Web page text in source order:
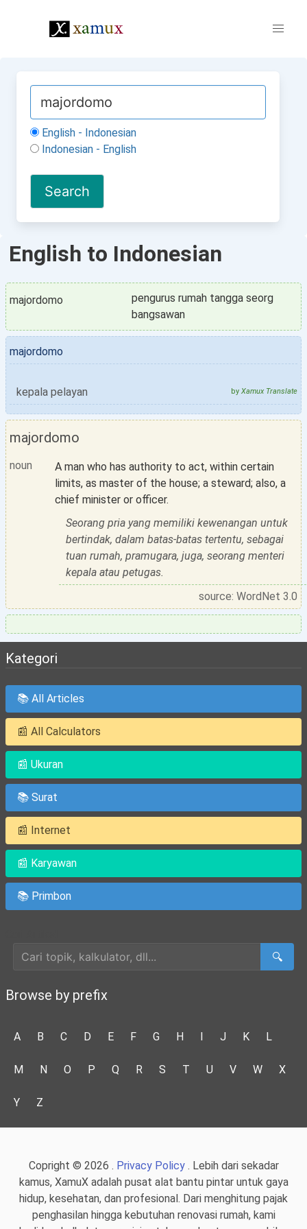
English - Indonesian
Indonesian - English
English to Indonesian
majordomo
pengurus rumah tangga seorg
bangsawan
majordomo
kepala pelayan by Xamux Translate
majordomo
noun
A man who has authority to act, within certain
limits, as master of the house; a steward; also, a
chief minister or officer.
Seorang pria yang memiliki kewenangan untuk
bertindak, dalam batas-batas tertentu, sebagai
tuan rumah, pramugara, juga, seorang menteri
kepala atau petugas.
source: WordNet 3.0
Kategori
📚 All Articles
📰 All Calculators
📰 Ukuran
📚 Surat
📰 Internet
📰 Karyawan
📚 Primbon
🔍
Browse by prefix
A B C D E F G H I J K L
M N O P Q R S T U V W X
Y Z
Copright © 2026 . Privacy Policy. Lebih dari sekadar
kamus, XamuX adalah pusat alat bantu pintar untuk gaya
hidup, kesehatan, dan profesional. Dari menghitung pajak
penghasilan hingga kebutuhan renovasi rumah, kami